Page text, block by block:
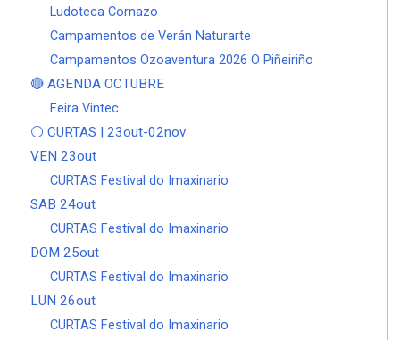
Ludoteca Cornazo
Campamentos de Verán Naturarte
Campamentos Ozoaventura 2026 O Piñeiriño
🔴 AGENDA OCTUBRE
Feira Vintec
⚪ CURTAS | 23out-02nov
VEN 23out
CURTAS Festival do Imaxinario
SAB 24out
CURTAS Festival do Imaxinario
DOM 25out
CURTAS Festival do Imaxinario
LUN 26out
CURTAS Festival do Imaxinario